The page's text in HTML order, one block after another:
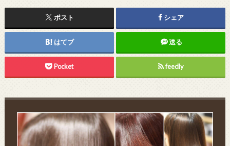
ポスト シェア
はてブ 送る
Pocket feedly